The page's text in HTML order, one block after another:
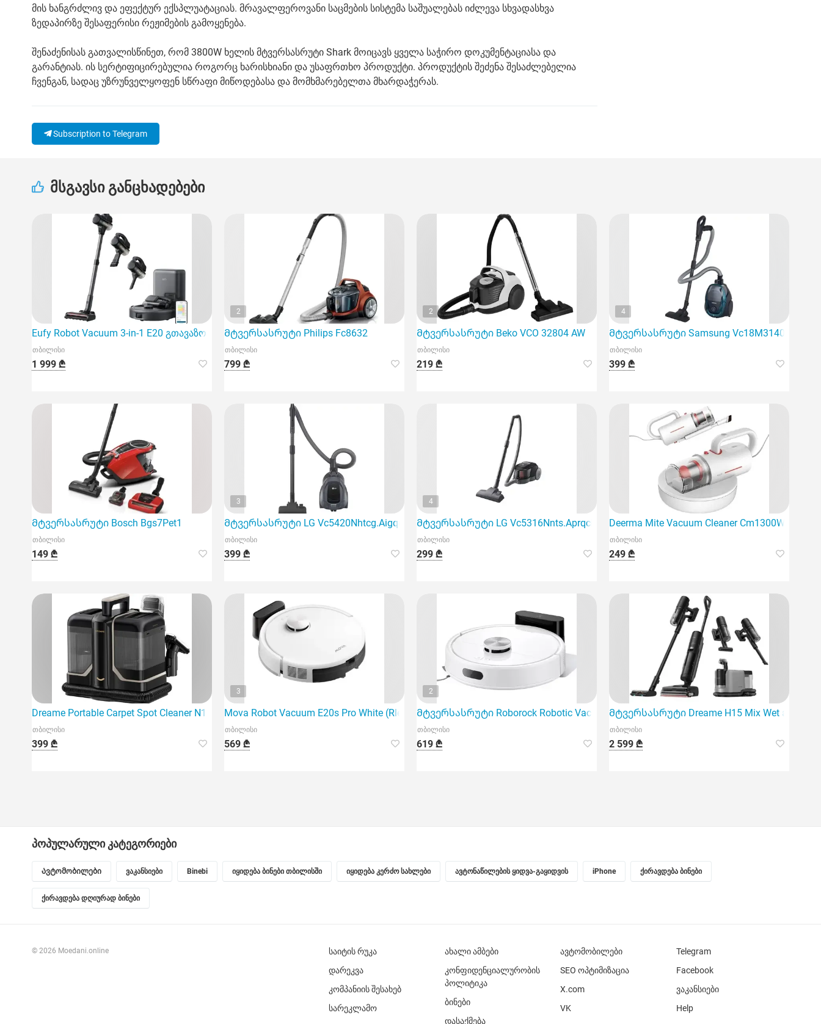
მის ხანგრძლივ და ეფექტურ ექსპლუატაციას. მრავალფეროვანი საცმების სისტემა საშუალებას იძლევა სხვადასხვა
ზედაპირზე შესაფერისი რეჟიმების გამოყენება.
შენაძენისას გათვალისწინეთ, რომ 3800W ხელის მტვერსასრუტი Shark მოიცავს ყველა საჭირო დოკუმენტაციასა და
გარანტიას. ის სერტიფიცირებულია როგორც ხარისხიანი და უსაფრთხო პროდუქტი. პროდუქტის შეძენა შესაძლებელია
ჩვენგან, სადაც უზრუნველყოფენ სწრაფი მიწოდებასა და მომხმარებელთა მხარდაჭერას.
Subscription to Telegram
მსგავსი განცხადებები
Eufy Robot Vacuum 3-in-1 E20 გთავაზობთ თანამედროვე ინტელის ტექნიკას
თბილისი
1 999 ₾
2
Მტვერსასრუტი Philips Fc8632
თბილისი
799 ₾
2
Მტვერსასრუტი Beko VCO 32804 AW
თბილისი
219 ₾
4
Მტვერსასრუტი Samsung Vc18M3140Vn/EV
თბილისი
399 ₾
Მტვერსასრუტი Bosch Bgs7Pet1
თბილისი
149 ₾
3
Მტვერსასრუტი LG Vc5420Nhtcg.Aigqcis
თბილისი
399 ₾
4
Მტვერსასრუტი LG Vc5316Nnts.Aprqcis
თბილისი
299 ₾
Deerma Mite Vacuum Cleaner Cm1300W
თბილისი
249 ₾
Dreame Portable Carpet Spot Cleaner N10 წარმოადგენს ინოვაციურ გადაწყვეტას სახლის პირობებში ლაქების გ
თბილისი
399 ₾
3
Mova Robot Vacuum E20s Pro White (Rle23Sa) გამძლე და მძლავრი რობოტი მტვერსასრუტი
თბილისი
569 ₾
2
Მტვერსასრუტი Roborock Robotic Vacuum Cleaner Q7 TF CE White
თბილისი
619 ₾
Მტვერსასრუტი Dreame H15 Mix Wet and Dry
თბილისი
2 599 ₾
პოპულარული კატეგორიები
Ავტომობილები ვაკანსიები Binebi იყიდება ბინები თბილისში იყიდება კერძო სახლები ავტონაწილების ყიდვა-გაყიდვის iPhone ქირავდება ბინები
ქირავდება დღიურად ბინები
© 2026 Moedani.online
საიტის რუკა
დარეკვა
კომპანიის შესახებ
სარეკლამო
ახალი ამბები
კონფიდენციალურობის
პოლიტიკა
ბინები
დასაქმება
ავტომობილები
SEO ოპტიმიზაცია
X.com
VK
Telegram
Facebook
ვაკანსიები
Help